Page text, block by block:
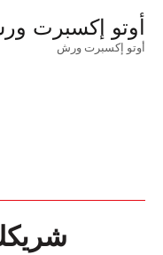
أوتو إكسبرت
أوتو إكسبرت ورش